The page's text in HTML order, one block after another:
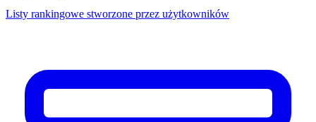
Listy rankingowe stworzone przez użytkowników